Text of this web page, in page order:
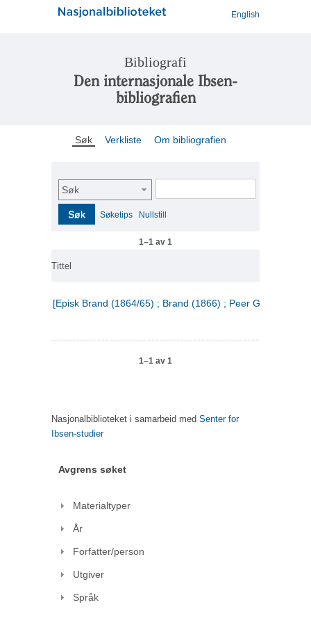
English
Bibliografi
Den internasjonale Ibsen-
bibliografien
Søk Verkliste Om bibliografien
Søk
Søk Søketips Nullstill
1–1 av 1
Tittel
[Episk Brand (1864/65) ; Brand (1866) ; Peer Gynt (1867)]
1–1 av 1
Nasjonalbiblioteket i samarbeid med Senter for
Ibsen-studier
Avgrens søket
Materialtyper
År
Forfatter/person
Utgiver
Språk